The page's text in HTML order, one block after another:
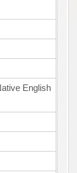
English